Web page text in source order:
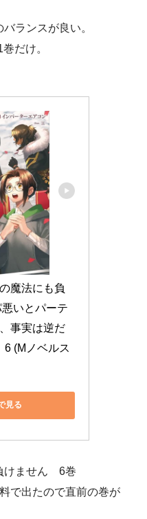
ランスが良い。
だけ。
魔法にも負
いとパーテ
事実は逆だ
6 (Mノベルス
見る
けません 6巻
で出たので直前の巻が